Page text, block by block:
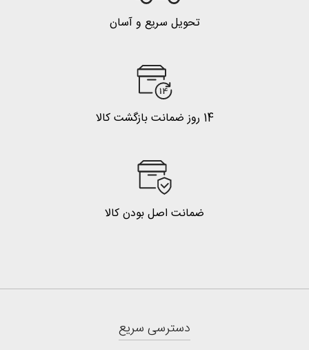
تحویل سریع و آسان
14 روز ضمانت بازگشت کالا
ضمانت اصل بودن کالا
دسترسی سریع